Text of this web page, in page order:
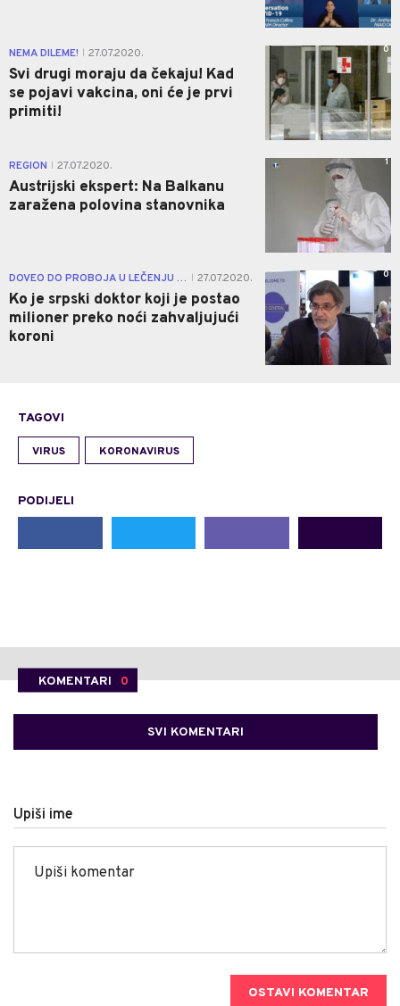
NEMA DILEME! 27.07.2020.
Svi drugi moraju da čekaju! Kad
se pojavi vakcina, oni će je prvi
primiti!
0
REGION 27.07.2020.
Austrijski ekspert: Na Balkanu
zaražena polovina stanovnika
1
DOVEO DO PROBOJA U LEČENJU COVID-19 27.07.2020.
Ko je srpski doktor koji je postao
milioner preko noći zahvaljujući
koroni
0
TAGOVI
VIRUS KORONAVIRUS
PODIJELI
KOMENTARI 0
SVI KOMENTARI
Upiši ime
OSTAVI KOMENTAR